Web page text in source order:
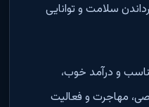
سلامت و توانایی
و درآمد خوب،
مهاجرت و فعالیت